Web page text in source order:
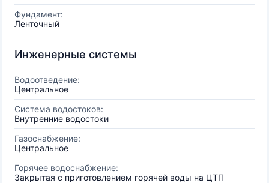
Фундамент:
Ленточный
Инженерные системы
Водоотведение:
Центральное
Система водостоков:
Внутренние водостоки
Газоснабжение:
Центральное
Горячее водоснабжение:
Закрытая с приготовлением горячей воды на ЦТП